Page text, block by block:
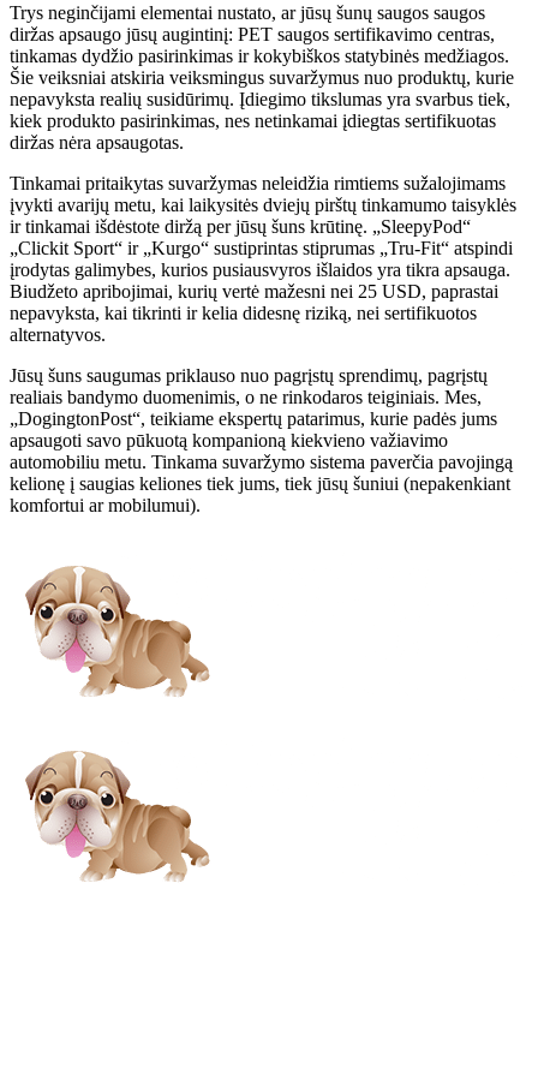
Trys neginčijami elementai nustato, ar jūsų šunų saugos saugos
diržas apsaugo jūsų augintinį: PET saugos sertifikavimo centras,
tinkamas dydžio pasirinkimas ir kokybiškos statybinės medžiagos.
Šie veiksniai atskiria veiksmingus suvaržymus nuo produktų, kurie
nepavyksta realių susidūrimų. Įdiegimo tikslumas yra svarbus tiek,
kiek produkto pasirinkimas, nes netinkamai įdiegtas sertifikuotas
diržas nėra apsaugotas.
Tinkamai pritaikytas suvaržymas neleidžia rimtiems sužalojimams
įvykti avarijų metu, kai laikysitės dviejų pirštų tinkamumo taisyklės
ir tinkamai išdėstote diržą per jūsų šuns krūtinę. „SleepyPod“
„Clickit Sport“ ir „Kurgo“ sustiprintas stiprumas „Tru-Fit“ atspindi
įrodytas galimybes, kurios pusiausvyros išlaidos yra tikra apsauga.
Biudžeto apribojimai, kurių vertė mažesni nei 25 USD, paprastai
nepavyksta, kai tikrinti ir kelia didesnę riziką, nei sertifikuotos
alternatyvos.
Jūsų šuns saugumas priklauso nuo pagrįstų sprendimų, pagrįstų
realiais bandymo duomenimis, o ne rinkodaros teiginiais. Mes,
„DogingtonPost“, teikiame ekspertų patarimus, kurie padės jums
apsaugoti savo pūkuotą kompanioną kiekvieno važiavimo
automobiliu metu. Tinkama suvaržymo sistema paverčia pavojingą
kelionę į saugias keliones tiek jums, tiek jūsų šuniui (nepakenkiant
komfortui ar mobilumui).